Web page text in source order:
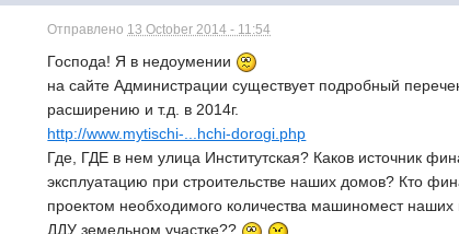
Отправлено 13 October 2014 - 11:54
Господа! Я в недоумении
на сайте Администрации существует подробный
расширению и т.д. в 2014г.
http://www.mytischi-...hchi-dorogi.php
Где, ГДЕ в нем улица Институтская? Каков источник
эксплуатацию при строительстве наших домов? Кто
проектом необходимого количества машиномест
ДДУ земельном участке??